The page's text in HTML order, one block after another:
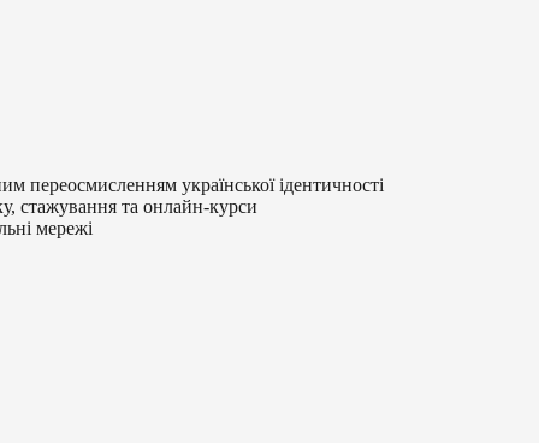
української ідентичності
стажування та онлайн-курси
мережі